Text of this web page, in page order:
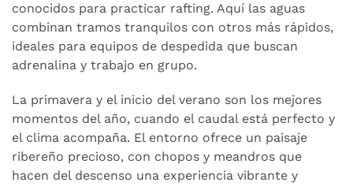
conocidos para practicar rafting. Aquí las aguas
combinan tramos tranquilos con otros más rápidos,
ideales para equipos de despedida que buscan
adrenalina y trabajo en grupo.
La primavera y el inicio del verano son los mejores
momentos del año, cuando el caudal está perfecto y
el clima acompaña. El entorno ofrece un paisaje
ribereño precioso, con chopos y meandros que
hacen del descenso una experiencia vibrante y